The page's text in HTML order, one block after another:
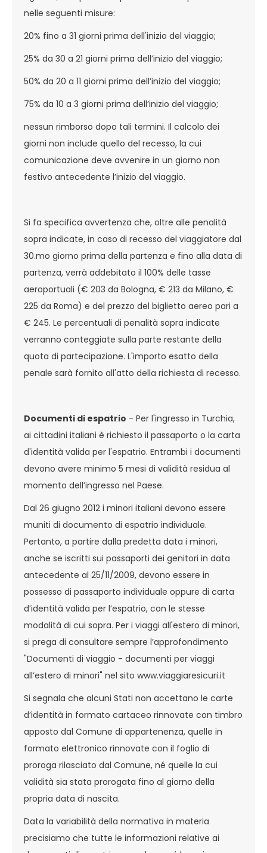
nelle seguenti misure:
20% fino a 31 giorni prima dell'inizio del viaggio;
25% da 30 a 21 giorni prima dell’inizio del viaggio;
50% da 20 a 11 giorni prima dell’inizio del viaggio;
75% da 10 a 3 giorni prima dell’inizio del viaggio;
nessun rimborso dopo tali termini. Il calcolo dei
giorni non include quello del recesso, la cui
comunicazione deve avvenire in un giorno non
festivo antecedente l’inizio del viaggio.
Si fa specifica avvertenza che, oltre alle penalità
sopra indicate, in caso di recesso del viaggiatore dal
30.mo giorno prima della partenza e fino alla data di
partenza, verrà addebitato il 100% delle tasse
aeroportuali (€ 203 da Bologna, € 213 da Milano, €
225 da Roma) e del prezzo del biglietto aereo pari a
€ 245. Le percentuali di penalità sopra indicate
verranno conteggiate sulla parte restante della
quota di partecipazione. L'importo esatto della
penale sarà fornito all'atto della richiesta di recesso.
Documenti di espatrio - Per l'ingresso in Turchia,
ai cittadini italiani è richiesto il passaporto o la carta
d'identità valida per l'espatrio. Entrambi i documenti
devono avere minimo 5 mesi di validità residua al
momento dell’ingresso nel Paese.
Dal 26 giugno 2012 i minori italiani devono essere
muniti di documento di espatrio individuale.
Pertanto, a partire dalla predetta data i minori,
anche se iscritti sui passaporti dei genitori in data
antecedente al 25/11/2009, devono essere in
possesso di passaporto individuale oppure di carta
d’identità valida per l’espatrio, con le stesse
modalità di cui sopra. Per i viaggi all'estero di minori,
si prega di consultare sempre l’approfondimento
"Documenti di viaggio - documenti per viaggi
all’estero di minori" nel sito www.viaggiaresicuri.it
Si segnala che alcuni Stati non accettano le carte
d’identità in formato cartaceo rinnovate con timbro
apposto dal Comune di appartenenza, quelle in
formato elettronico rinnovate con il foglio di
proroga rilasciato dal Comune, né quelle la cui
validità sia stata prorogata fino al giorno della
propria data di nascita.
Data la variabilità della normativa in materia
precisiamo che tutte le informazioni relative ai